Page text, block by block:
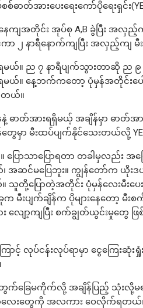
ဓာတ်အားပေးရေးကော်ပိုရေးရှင်း
ေကျအတိုင်း အုပ်စု A,B ခွဲပြီး အလှည့်
၂ နာရီနောက်ကျပြီး အလှည့်ကျ မီ
မယ်။ ည ၇ နာရီပျက်သွားတာဆို ည
မယ်။ နေ့ဘက်ကတော့ ပုံမှန်အတိုင်းပ
တယ်။
ာတ်အားရရှိမယ့် အချိန်မှာ ဓာတ်အား
တွေမှာ မီးထပ်ပျက်နိုင်သေးတယ်လို့
ပြောသာပြောရတာ တခါမှလည်း
င်မပြေဘူး။ ကျွန်တော်က ယိုးဒယ
သူတို့ပြောတဲ့အတိုင်း ပုံမှန်လေးမီးပ
းပျက်ချိန်က ပိုများနေတော့ မီး
လျော့ကျပြီး စက်ချွတ်ယွင်းမှုတွေ
ောင့် လုပ်ငန်းလုပ်ရာမှာ ငွေကြေးဆုံ
က်ခြေမကိုက်လို့ အချိန်ပြည့် သုံးလို့
ကလေးတွေကို အလကား ဝေလိုက်ရတ